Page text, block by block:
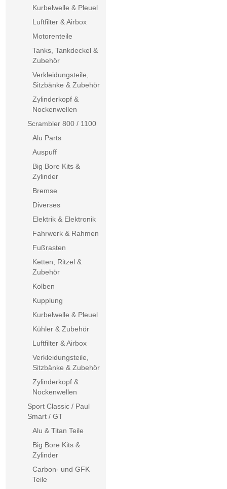
Kurbelwelle & Pleuel
Luftfilter & Airbox
Motorenteile
Tanks, Tankdeckel &
Zubehör
Verkleidungsteile,
Sitzbänke & Zubehör
Zylinderkopf &
Nockenwellen
Scrambler 800 / 1100
Alu Parts
Auspuff
Big Bore Kits &
Zylinder
Bremse
Diverses
Elektrik & Elektronik
Fahrwerk & Rahmen
Fußrasten
Ketten, Ritzel &
Zubehör
Kolben
Kupplung
Kurbelwelle & Pleuel
Kühler & Zubehör
Luftfilter & Airbox
Verkleidungsteile,
Sitzbänke & Zubehör
Zylinderkopf &
Nockenwellen
Sport Classic / Paul
Smart / GT
Alu & Titan Teile
Big Bore Kits &
Zylinder
Carbon- und GFK
Teile